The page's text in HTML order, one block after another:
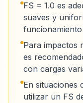
FS = 1.0 es
suaves y
Para impactos
es
con cargas
En situaciones
utilizar un FS